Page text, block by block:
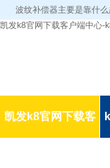
波纹补偿器主要是靠什
凯发k8官网下载客户端中心-
凯发k8官网下载客